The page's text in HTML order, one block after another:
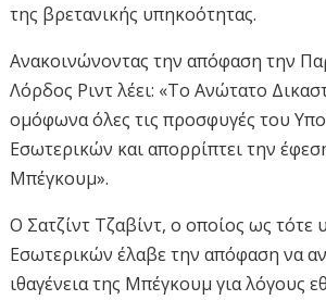
της βρετανικής υπηκοότητας.
Ανακοινώνοντας την απόφαση την
Λόρδος Ριντ λέει: «Το Ανώτατο
ομόφωνα όλες τις προσφυγές του
Εσωτερικών και απορρίπτει την
Μπέγκουμ».
Ο Σατζίντ Τζαβίντ, ο οποίος ως τότε
Εσωτερικών έλαβε την απόφαση να
ιθαγένεια της Μπέγκουμ για λόγους